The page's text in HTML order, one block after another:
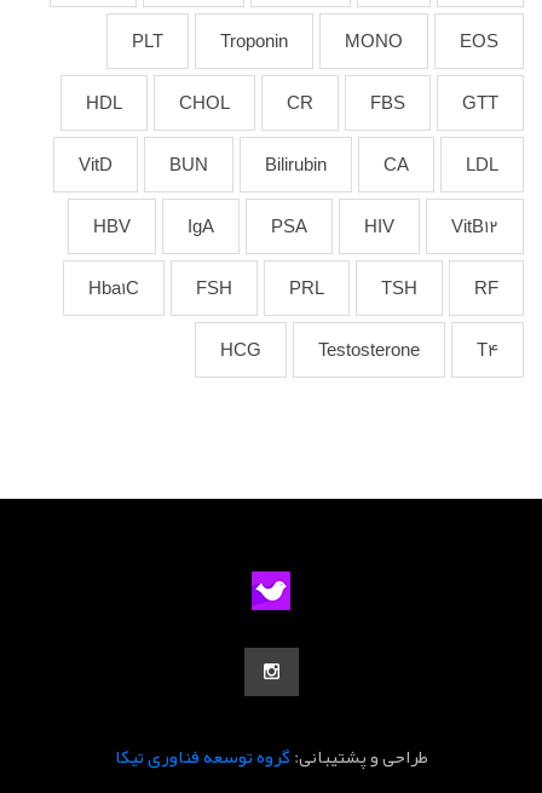
EOS
MONO
Troponin
PLT
GTT
FBS
CR
CHOL
HDL
LDL
CA
Bilirubin
BUN
VitD
VitB12
HIV
PSA
IgA
HBV
RF
TSH
PRL
FSH
Hba1C
T4
Testosterone
HCG
طراحی و پشتیبانی:گروه توسعه فناوری تیکا